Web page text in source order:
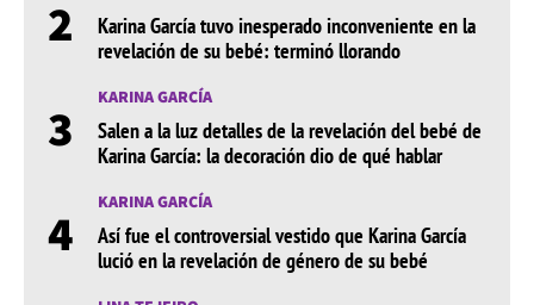
2
Karina García tuvo inesperado inconveniente en la
revelación de su bebé: terminó llorando
3 KARINA GARCÍA
Salen a la luz detalles de la revelación del bebé de
Karina García: la decoración dio de qué hablar
4 KARINA GARCÍA
Así fue el controversial vestido que Karina García
lució en la revelación de género de su bebé